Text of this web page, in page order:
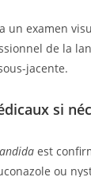
un examen
de la
jacente.
si
est
ou